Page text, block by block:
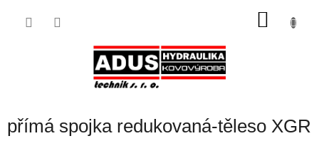
přímá spojka redukovaná-těleso XGR